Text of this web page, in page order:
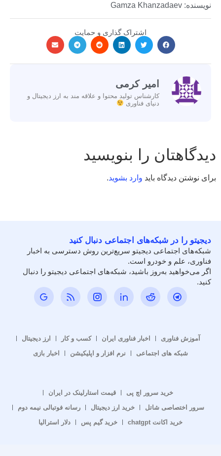
نویسنده: Gamza Khanzadaev
اشتراک گذاری و حمایت
امیر کرمی
کارشناس تولید محتوا و علاقه مند به ارز دیجیتال و
دنیای فناوری
دیدگاهتان را بنویسید
برای نوشتن دیدگاه باید وارد بشوید.
دیجیتو را در شبکه‌های اجتماعی دنبال کنید
شبکه‌های اجتماعی دیجیتو سریع‌ترین روش دسترسی به اخبار
فناوری، علم و خودرو است.
اگر می‌خواهید به‌روز باشید، شبکه‌های اجتماعی دیجیتو را دنبال
کنید.
آموزش فناوری اخبار فناوری ایران کسب و کار
ارز دیجیتال
شبکه های اجتماعی
نرم افزار و اپلیکیشن اخبار بازی
خرید سرور اچ پی
قیمت استارلینک در ایران
سرور اختصاصی شاتل
خرید ارز دیجیتال
رسانه فوتبالی نیمه دوم
خرید اکانت chatgpt
خرید گیم پس دلار استرالیا